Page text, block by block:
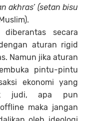
akhras’ (setan bisu
secara
aturan rigid
Namun jika aturan
pintu-pintu
ekonomi yang
judi, apa pun
maka jangan